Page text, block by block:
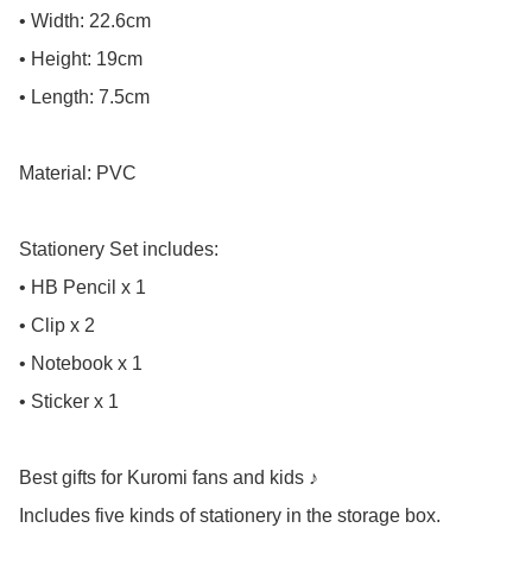
• Width: 22.6cm
• Height: 19cm
• Length: 7.5cm
Material: PVC
Stationery Set includes:
• HB Pencil x 1
• Clip x 2
• Notebook x 1
• Sticker x 1
Best gifts for Kuromi fans and kids ♪
Includes five kinds of stationery in the storage box.